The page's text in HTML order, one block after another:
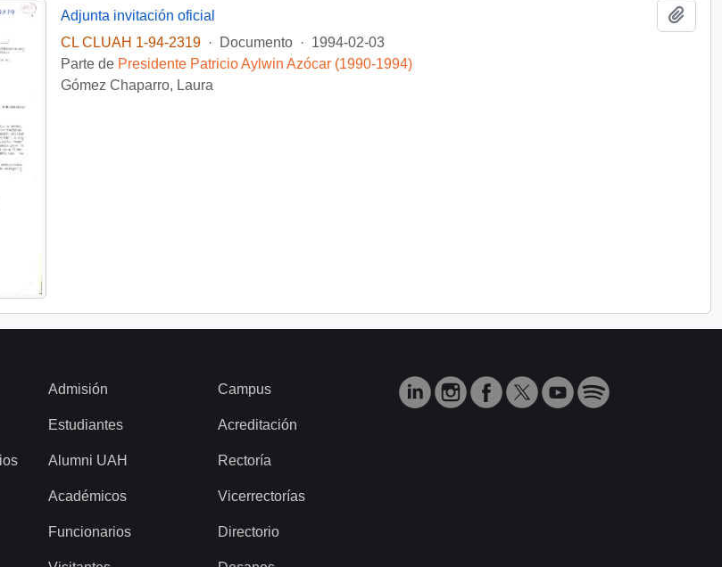
Adjunta invitación oficial
CL CLUAH 1-94-2319
· Documento · 1994-02-03
Parte de Presidente Patricio Aylwin Azócar (1990-1994)
Gómez Chaparro, Laura
Admisión
Estudiantes
Alumni UAH
Académicos
Funcionarios
Campus
Acreditación
Rectoría
Vicerrectorías
Directorio